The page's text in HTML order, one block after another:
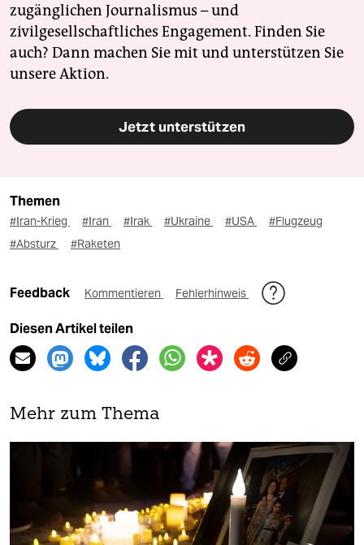
zugänglichen Journalismus – und
zivilgesellschaftliches Engagement. Finden Sie
auch? Dann machen Sie mit und unterstützen Sie
unsere Aktion.
Jetzt unterstützen
Themen
#Iran-Krieg #Iran #Irak #Ukraine #USA
#Flugzeug
#Absturz
#Raketen
Feedback Kommentieren Fehlerhinweis
Diesen Artikel teilen
Mehr zum Thema